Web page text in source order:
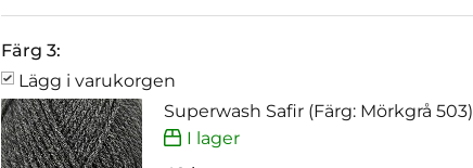
Färg 3:
Lägg i varukorgen
Superwash Safir (Färg: Mörkgrå 503)
I lager